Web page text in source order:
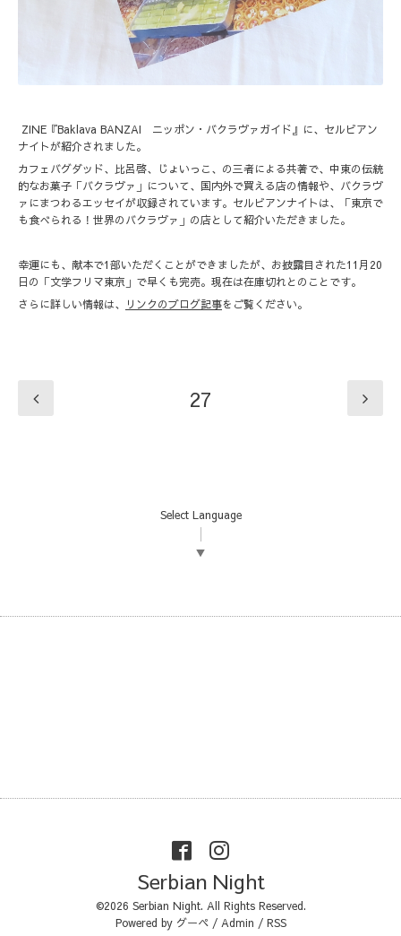
ZINE『Baklava BANZAI ニッポン・バクラヴァガイド』に、セルビアン
ナイトが紹介されました。
カフェバグダッド、比呂啓、じょいっこ、の三者による共著で、中東の伝統
的なお菓子「バクラヴァ」について、国内外で買える店の情報や、バクラヴ
ァにまつわるエッセイが収録されています。セルビアンナイトは、「東京で
も食べられる！世界のバクラヴァ」の店として紹介いただきました。
幸運にも、献本で1部いただくことができましたが、お披露目された11月20
日の「文学フリマ東京」で早くも完売。現在は在庫切れとのことです。
さらに詳しい情報は、
リンクのブログ記事をご覧ください。
27
Select Language
▼
Serbian Night
©2026 Serbian Night. All Rights Reserved.
Powered by グーペ/ Admin / RSS